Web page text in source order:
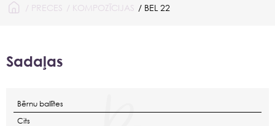
/ PRECES / KOMPOZĪCIJAS / BEL 22
Sadaļas
Bērnu ballītes
Cits